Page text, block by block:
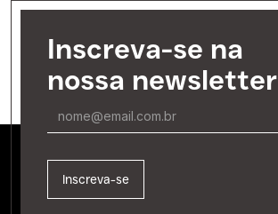
Inscreva-se na
nossa newsletter